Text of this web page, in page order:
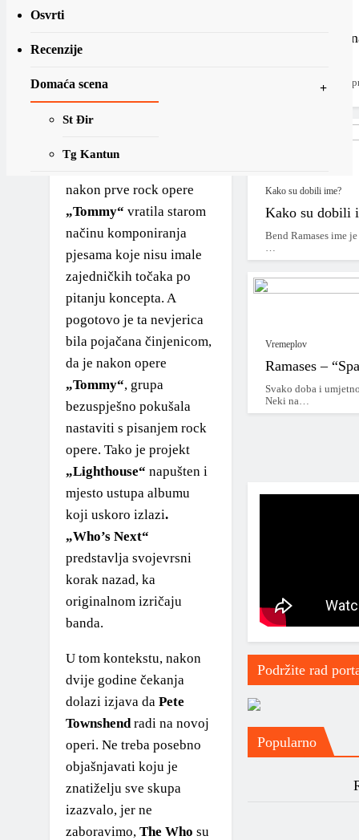
Osvrti
Recenzije
Domaća scena
St Đir
Tg Kantun
Vremeplov
Vremeplov objave
Vremeplov
*2020 – …*
2020 – 2025
2025 – …
*2010-2020*
*2015 – 2020*
2016
2018
2000 – 2010
1990 – 2000
1980 – 1990
pred medije s
drugurock operu
Iskreno rečeno, nitko u to
vrijeme nije očekivao
nakon prve rock opere
„Tommy“ vratila starom
načinu komponiranja
pjesama koje nisu imale
zajedničkih točaka po
pitanju koncepta. A
pogotovo je ta nevjerica
bila pojačana činjenicom,
da je nakon opere
„Tommy“, grupa
bezuspješno pokušala
nastaviti s pisanjem rock
opere. Tako je projekt
„Lighthouse“ napušten i
mjesto ustupa albumu
koji uskoro izlazi.
„Who’s Next“
predstavlja svojevrsni
korak nazad, ka
originalnom izričaju
banda.
U tom kontekstu, nakon
dvije godine čekanja
dolazi izjava da Pete
Townshendradi na novoj
operi. Ne treba posebno
objašnjavati koju je
znatiželju sve skupa
izazvalo, jer ne
zaboravimo, The Who su
Henry Rollins
Henry Rollins se
Kako su dobili ime?
Kako su dobili
Bend Ramases ime
…
Vremeplov
Ramases –
Svako doba i
Neki na…
Podržite rad
Popularno